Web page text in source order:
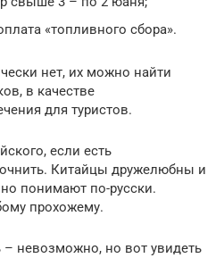
«топливного сбора».
нет, их можно найти
в качестве
для туристов.
если есть
Китайцы дружелюбны и
понимают по-русски.
прохожему.
– невозможно, но вот увидеть